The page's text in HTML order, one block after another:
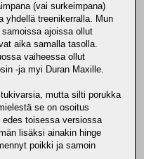
(vai surkeimpana)
yhdellä treenikerralla. Mun
ajoissa ollut
aika samalla tasolla.
vaiheessa ollut
-ja myi Duran Maxille.
mutta silti porukka
se on osoitus
toisessa versiossa
lisäksi ainakin hinge
poikki ja samoin